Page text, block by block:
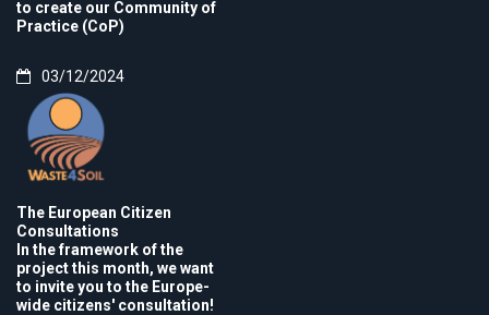
to create our Community of
Practice (CoP)
03/12/2024
The European Citizen
Consultations
In the framework of the
project this month, we want
to invite you to the Europe-
wide citizens' consultation!